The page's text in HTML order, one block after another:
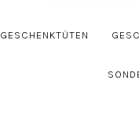
GESCHENKTÜTEN